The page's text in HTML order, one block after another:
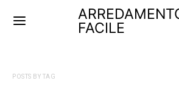
FACILE
POSTS BY TAG